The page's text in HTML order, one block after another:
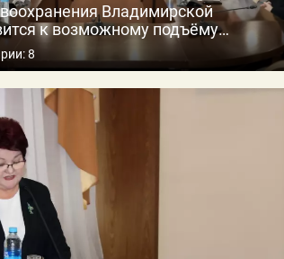
Владимирской
к возможному подъёму
гриппом и ОРВИ
8